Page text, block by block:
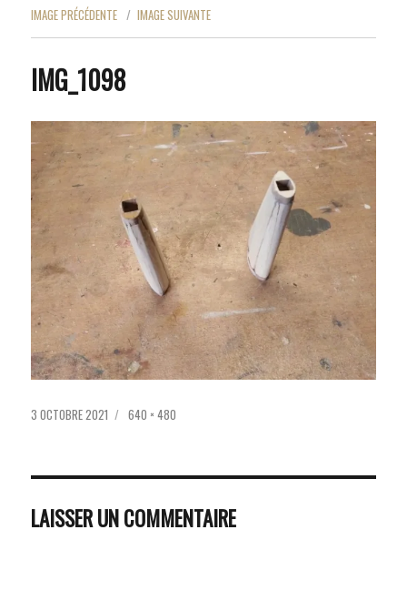
IMAGE PRÉCÉDENTE IMAGE SUIVANTE
IMG_1098
PUBLIÉ
3 OCTOBRE 2021
TAILLE
640 × 480
LAISSER UN COMMENTAIRE